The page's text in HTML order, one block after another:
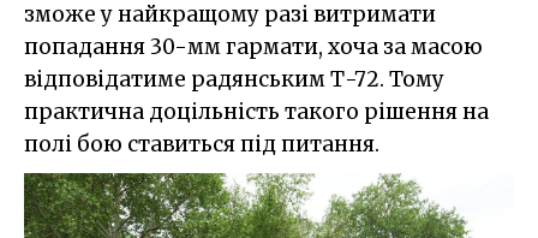
зможе у найкращому разі витримати
попадання 30-мм гармати, хоча за масою
відповідатиме радянським Т-72. Тому
практична доцільність такого рішення на
полі бою ставиться під питання.